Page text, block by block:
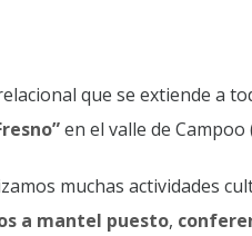
que se extiende a
en el valle de Campoo
muchas actividades
a mantel puesto,